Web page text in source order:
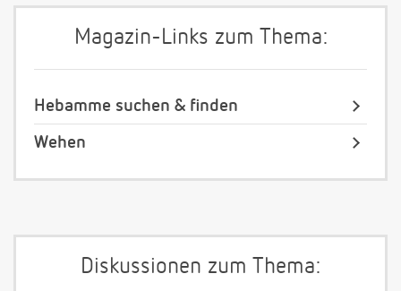
Magazin-Links zum Thema:
Hebamme suchen & finden
Wehen
Diskussionen zum Thema: